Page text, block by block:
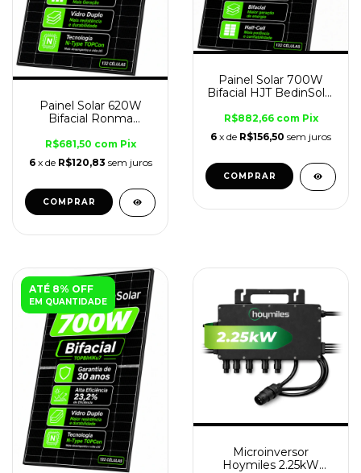
Painel Solar 620W
Bifacial Ronma
Eficiência 23% | Mais
Geração e Economia
R$681,50 com Pix
6 x de R$120,83 sem juros
Painel Solar 700W
Bifacial HJT BedinSolar
22,53%
R$882,66 com Pix
6 x de R$156,50 sem juros
ATÉ 8% OFF
EM QUANTIDADE
Microinversor
Hoymiles 2.25kW